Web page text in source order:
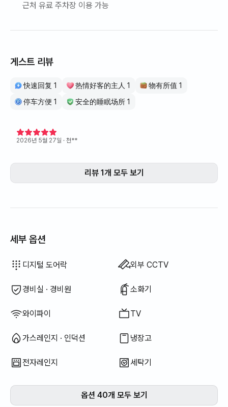
근처 유료 주차장 이용 가능
게스트 리뷰
快速回复 1 热情好客的主人 1
物有所值 1
停车方便 1
安全的睡眠场所 1
2026년 5월 27일 · 천**
리뷰 1개 모두 보기
세부 옵션
디지털 도어락 외부 CCTV
경비실 · 경비원 소화기
와이파이 TV
가스레인지 · 인덕션 냉장고
전자레인지 세탁기
침구류 제공
추가 침구류 가능
에어컨
식탁 및 의자
옷장
소파
사무용 책상
이용 불가:
열쇠 잠금 장치
이용 불가:
건조기
이용 불가:
공용 가스레인지 · 인덕션
이용 불가:
공용 냉장고
이용 불가:
공용 전자레인지
이용 불가:
공용 세탁기
이용 불가:
공용 건조기
이용 불가:
보일러 (도시가스)
드라이기
토퍼 · 접이식 매트리스
블라인드
암막 커튼
빗자루
세탁 세제
섬유 유연제
식기 세정제
음식물 쓰레기 봉투
행주
수세미
청소기
전기 주전자
전기 밥솥
조리 도구 (도마, 칼, 가위 등)
냄비 · 후라이팬
기본 식기 (그릇, 컵 등)
엘리베이터
행거
소파베드
선풍기
전기보일러
빨래 건조대
이용 불가: 욕조
이용 불가: 비데
이용 불가: 필터 샤워기
이용 불가: 바디워시
이용 불가: 샴푸 · 린스
이용 불가: 비누
이용 불가: 화장지
이용 불가: 칫솔
이용 불가: 치약
이용 불가: 수건
이용 불가: 쓰레기 봉투
이용 불가: 야외 바베큐 시설
이용 불가: 무료 피트니스
이용 불가: 수영장
이용 불가: 무료 공용 사우나
이용 불가: 스파 · 월풀
이용 불가: 자쿠지 · 히노끼탕
이용 불가: 테라스
이용 불가: 좌식 식탁
이용 불가: 기름(등유) 난방
이용 불가: LPG 가스
이용 불가: 신재생 에너지
이용 불가: 빔프로젝터
이용 불가: 유선 인터넷
이용 불가: 다리미
이용 불가: 세탁건조기 일체형
옵션 40개 모두 보기